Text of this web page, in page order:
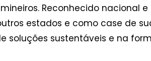
Reconhecido nacional
estados e como case de
soluções sustentáveis e na